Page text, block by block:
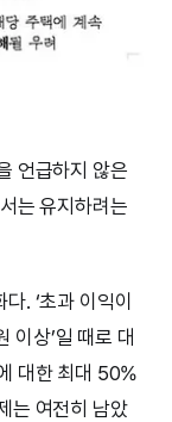
언급하지 않은
는 유지하려는
. ‘초과 이익이
이상’일 때로 대
대한 최대 50%
는 여전히 남았